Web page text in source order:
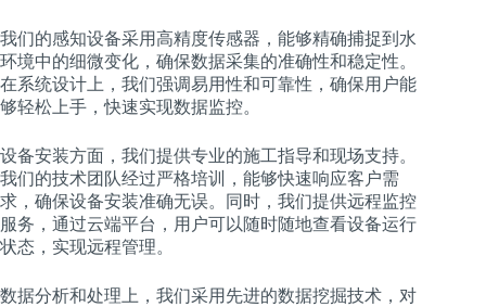
我们的感知设备采用高精度传感器，能够精确捕捉到水
环境中的细微变化，确保数据采集的准确性和稳定性。
在系统设计上，我们强调易用性和可靠性，确保用户能
够轻松上手，快速实现数据监控。
设备安装方面，我们提供专业的施工指导和现场支持。
我们的技术团队经过严格培训，能够快速响应客户需
求，确保设备安装准确无误。同时，我们提供远程监控
服务，通过云端平台，用户可以随时随地查看设备运行
状态，实现远程管理。
数据分析和处理上，我们采用先进的数据挖掘技术，对